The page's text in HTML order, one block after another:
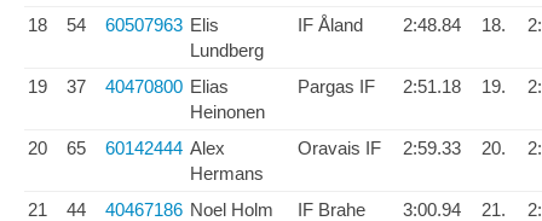
18 54 60507963 Elis
Lundberg
IF Åland 2:48.84 18.
19 37 40470800 Elias
Heinonen
Pargas IF 2:51.18 19.
20 65 60142444 Alex
Hermans
Oravais IF 2:59.33 20.
21 44 40467186 Noel Holm IF Brahe 3:00.94 21.